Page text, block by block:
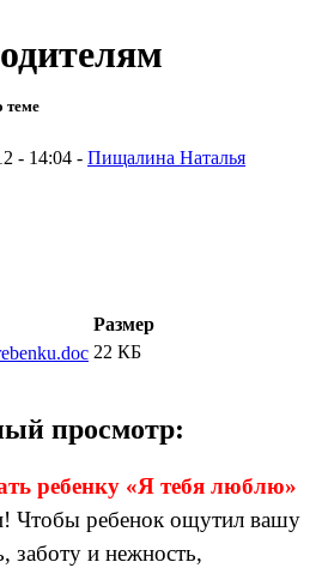
теме
- 14:04 - Пищалина Наталья
Размер
22 КБ
просмотр:
ребенку «Я тебя люблю»
Чтобы ребенок ощутил вашу
заботу и нежность,